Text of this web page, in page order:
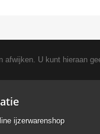
U kunt hieraan
ijzerwarenshop